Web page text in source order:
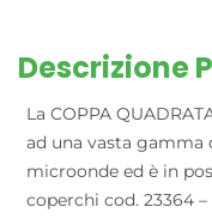
Descrizione
La COPPA
ad una vasta gamma
microonde ed è in
coperchi cod. 23364